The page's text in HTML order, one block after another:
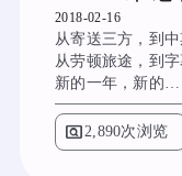
2018-02-16
从寄送三方，到
从劳顿旅途，到
新的一年，新的…
pageview2,890次浏览